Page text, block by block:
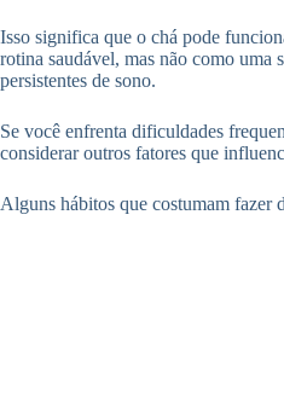
Isso significa que o chá pode
rotina saudável, mas não como uma
persistentes de sono.
Se você enfrenta dificuldades
considerar outros fatores que
Alguns hábitos que costumam fazer